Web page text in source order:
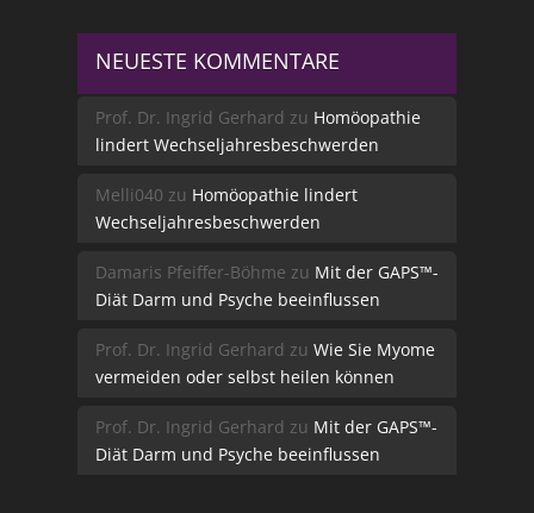
NEUESTE KOMMENTARE
Prof. Dr. Ingrid Gerhard zu Homöopathie
lindert Wechseljahresbeschwerden
Melli040 zu Homöopathie lindert
Wechseljahresbeschwerden
Damaris Pfeiffer-Böhme zu Mit der GAPS™-
Diät Darm und Psyche beeinflussen
Prof. Dr. Ingrid Gerhard zu Wie Sie Myome
vermeiden oder selbst heilen können
Prof. Dr. Ingrid Gerhard zu Mit der GAPS™-
Diät Darm und Psyche beeinflussen